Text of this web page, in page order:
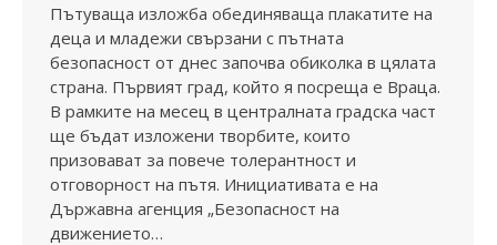
Пътуваща изложба обединяваща плакатите на
деца и младежи свързани с пътната
безопасност от днес започва обиколка в цялата
страна. Първият град, който я посреща е Враца.
В рамките на месец в централната градска част
ще бъдат изложени творбите, които
призовават за повече толерантност и
отговорност на пътя. Инициативата е на
Държавна агенция „Безопасност на
движението…